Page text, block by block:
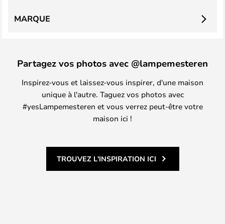
MARQUE
Partagez vos photos avec @lampemesteren
Inspirez-vous et laissez-vous inspirer, d'une maison
unique à l'autre. Taguez vos photos avec
#yesLampemesteren et vous verrez peut-être votre
maison ici !
TROUVEZ L'INSPIRATION ICI